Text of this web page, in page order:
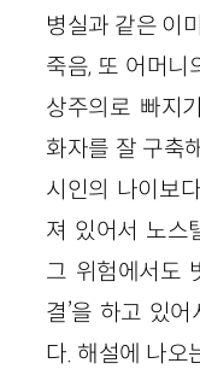
병실과 같은 이
죽음, 또 어머니
상주의로 빠지
화자를 잘 구축
시인의 나이보
져 있어서 노스
그 위험에서도
결’을 하고 있
다. 해설에 나오